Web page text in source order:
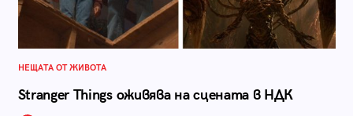
НЕЩАТА ОТ ЖИВОТА
Stranger Things оживява на сцената в НДК